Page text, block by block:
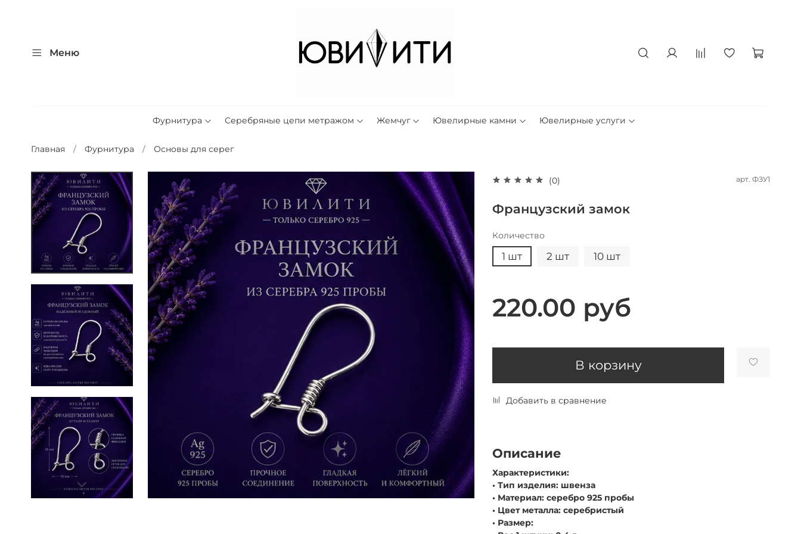
Меню
Фурнитура Серебряные цепи метражом Жемчуг Ювелирные камни Ювелирные услуги
Главная Фурнитура Основы для серег
(0) арт. ФЗУ1
Французский замок
Количество
1 шт 2 шт 10 шт
220.00 руб
В корзину
Добавить в сравнение
Описание
Характеристики:
• Тип изделия: швенза
• Материал: серебро 925 пробы
• Цвет металла: серебристый
• Размер: